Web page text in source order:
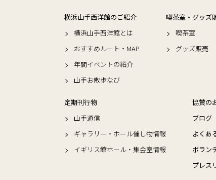
横浜山手西洋館のご紹介
横浜山手西洋館とは
おすすめルート・MAP
年間イベントの紹介
山手お散歩なび
喫茶室・グッズ
喫茶室
グッズ販売
定期刊行物
山手通信
ギャラリー・ホール催し物情報
イギリス館ホール・集会室情報
協賛の
ブログ
よくあ
ボラン
プレス